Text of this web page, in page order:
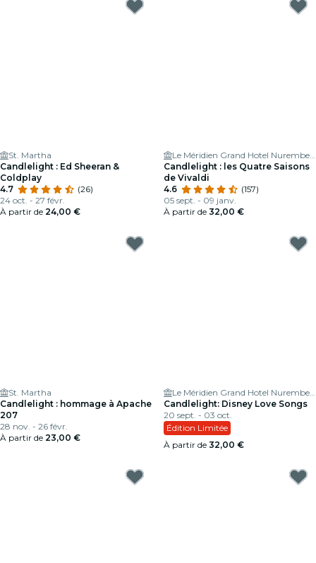
St. Martha
Candlelight : Ed Sheeran &
Coldplay
4.7
(26)
24 oct. - 27 févr.
À partir de 24,00 €
Le Méridien Grand Hotel Nuremberg
Candlelight : les Quatre Saisons
de Vivaldi
4.6
(157)
05 sept. - 09 janv.
À partir de 32,00 €
St. Martha
Candlelight : hommage à Apache
207
28 nov. - 26 févr.
À partir de 23,00 €
Le Méridien Grand Hotel Nuremberg
Candlelight: Disney Love Songs
20 sept. - 03 oct.
Édition Limitée
À partir de 32,00 €